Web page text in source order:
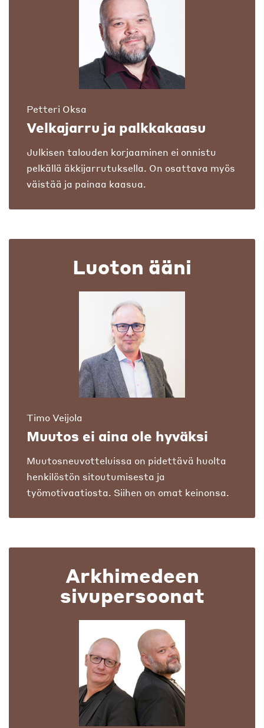
Petteri Oksa
Velkajarru ja palkkakaasu
Julkisen talouden korjaaminen ei onnistu
pelkällä äkkijarrutuksella. On osattava myös
väistää ja painaa kaasua.
Luoton ääni
Timo Veijola
Muutos ei aina ole hyväksi
Muutosneuvotteluissa on pidettävä huolta
henkilöstön sitoutumisesta ja
työmotivaatiosta. Siihen on omat keinonsa.
Arkhimedeen
sivupersoonat